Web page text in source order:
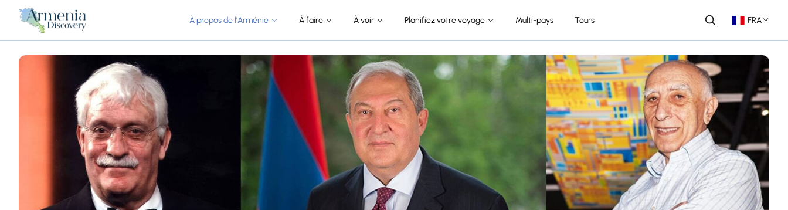
À propos de l'Arménie À faire À voir Planifiez votre voyage Multi-pays Tours FRA